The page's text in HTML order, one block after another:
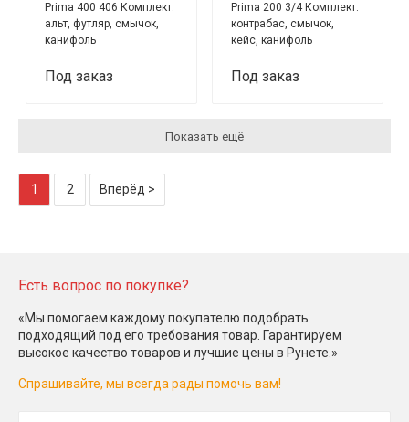
Prima 400 406 Комплект:
альт, футляр, смычок,
канифоль
Под заказ
Prima 200 3/4 Комплект:
контрабас, смычок,
кейс, канифоль
Под заказ
Показать ещё
1 2 Вперёд >
Есть вопрос по покупке?
«Мы помогаем каждому покупателю подобрать
подходящий под его требования товар. Гарантируем
высокое качество товаров и лучшие цены в Рунете.»
Спрашивайте, мы всегда рады помочь вам!